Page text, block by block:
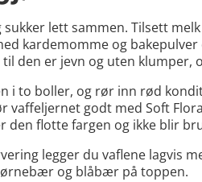
sukker lett sammen. Tilsett
kardemomme og
den er jevn og uten klumper,
i to boller, og rør inn rød
vaffeljernet godt med Soft
den flotte fargen og ikke blir
legger du vaflene lagvis
og blåbær på toppen.